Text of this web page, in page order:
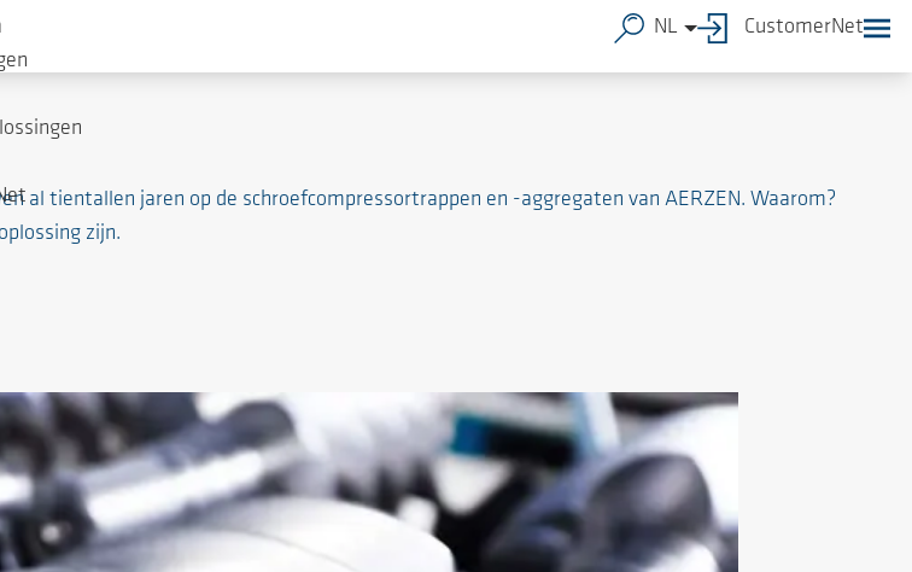
al tientallen jaren op de schroefcompressortrappen en -aggregaten van AERZEN. Waarom?
zijn.
NL CustomerNet